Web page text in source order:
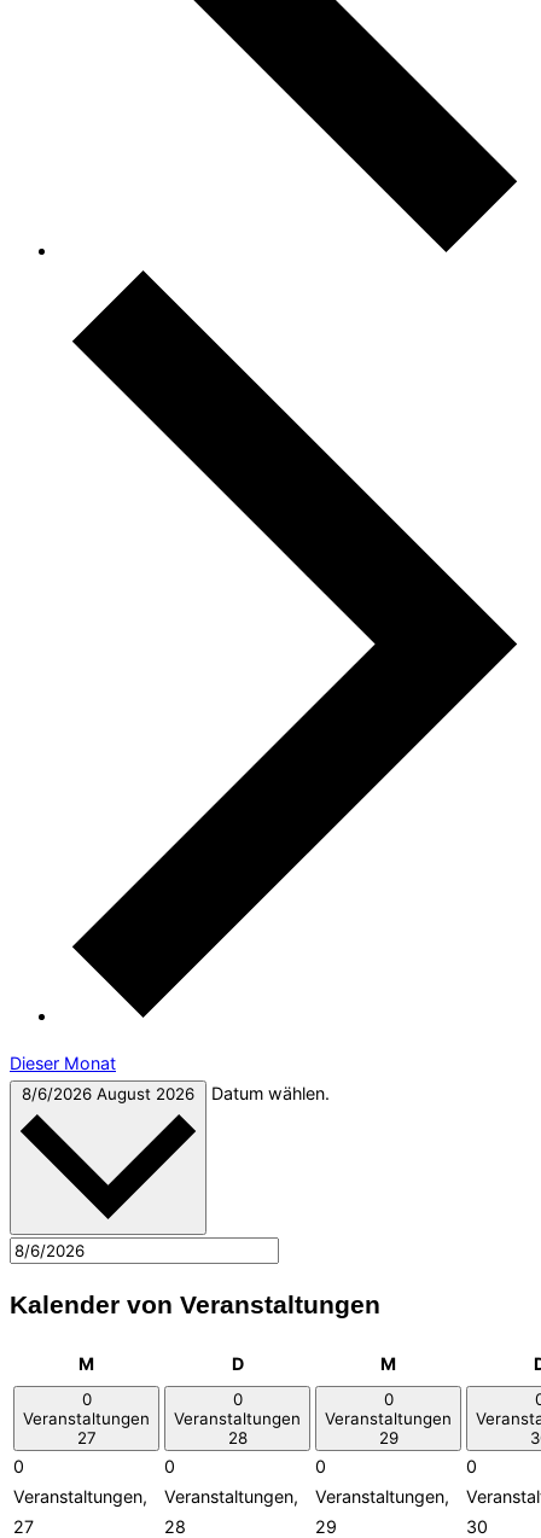
Dieser Monat
8/6/2026 August 2026 Datum wählen.
Kalender von Veranstaltungen
MMontag DDienstag MMittwoch
0
Veranstaltungen
27
0
Veranstaltungen,
27
0
Veranstaltungen
28
0
Veranstaltungen,
28
0
Veranstaltungen
29
0
Veranstaltungen,
29
0
30